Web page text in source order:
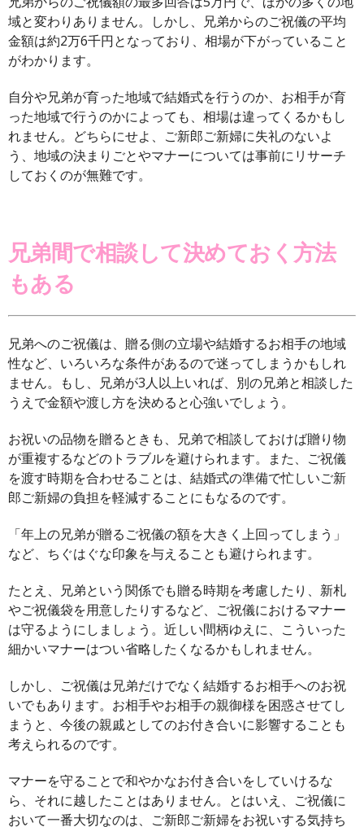
域と変わりありません。しかし、兄弟からのご祝儀の平均
金額は約2万6千円となっており、相場が下がっていること
がわかります。
自分や兄弟が育った地域で結婚式を行うのか、お相手が育
った地域で行うのかによっても、相場は違ってくるかもし
れません。どちらにせよ、ご新郎ご新婦に失礼のないよ
う、地域の決まりごとやマナーについては事前にリサーチ
しておくのが無難です。
兄弟間で相談して決めておく方法
もある
兄弟へのご祝儀は、贈る側の立場や結婚するお相手の地域
性など、いろいろな条件があるので迷ってしまうかもしれ
ません。もし、兄弟が3人以上いれば、別の兄弟と相談した
うえで金額や渡し方を決めると心強いでしょう。
お祝いの品物を贈るときも、兄弟で相談しておけば贈り物
が重複するなどのトラブルを避けられます。また、ご祝儀
を渡す時期を合わせることは、結婚式の準備で忙しいご新
郎ご新婦の負担を軽減することにもなるのです。
「年上の兄弟が贈るご祝儀の額を大きく上回ってしまう」
など、ちぐはぐな印象を与えることも避けられます。
たとえ、兄弟という関係でも贈る時期を考慮したり、新札
やご祝儀袋を用意したりするなど、ご祝儀におけるマナー
は守るようにしましょう。近しい間柄ゆえに、こういった
細かいマナーはつい省略したくなるかもしれません。
しかし、ご祝儀は兄弟だけでなく結婚するお相手へのお祝
いでもあります。お相手やお相手の親御様を困惑させてし
まうと、今後の親戚としてのお付き合いに影響することも
考えられるのです。
マナーを守ることで和やかなお付き合いをしていけるな
ら、それに越したことはありません。とはいえ、ご祝儀に
おいて一番大切なのは、ご新郎ご新婦をお祝いする気持ち